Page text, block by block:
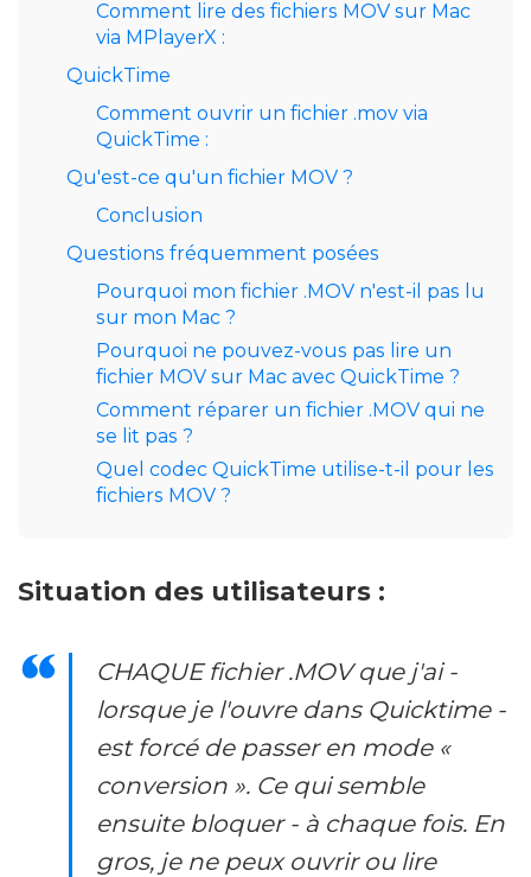
Comment lire des fichiers MOV sur Mac
via MPlayerX :
QuickTime
Comment ouvrir un fichier .mov via
QuickTime :
Qu'est-ce qu'un fichier MOV ?
Conclusion
Questions fréquemment posées
Pourquoi mon fichier .MOV n'est-il pas lu
sur mon Mac ?
Pourquoi ne pouvez-vous pas lire un
fichier MOV sur Mac avec QuickTime ?
Comment réparer un fichier .MOV qui ne
se lit pas ?
Quel codec QuickTime utilise-t-il pour les
fichiers MOV ?
Situation des utilisateurs :
CHAQUE fichier .MOV que j'ai -
lorsque je l'ouvre dans Quicktime -
est forcé de passer en mode «
conversion ». Ce qui semble
ensuite bloquer - à chaque fois. En
gros, je ne peux ouvrir ou lire